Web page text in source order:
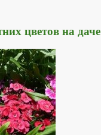
цветов на даче